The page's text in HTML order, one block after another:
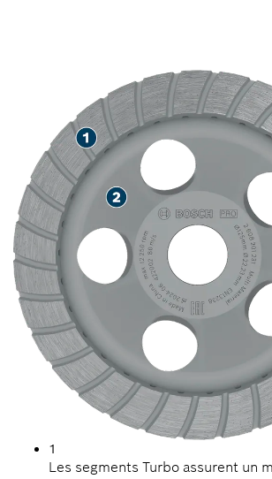
1
Les segments Turbo assurent un